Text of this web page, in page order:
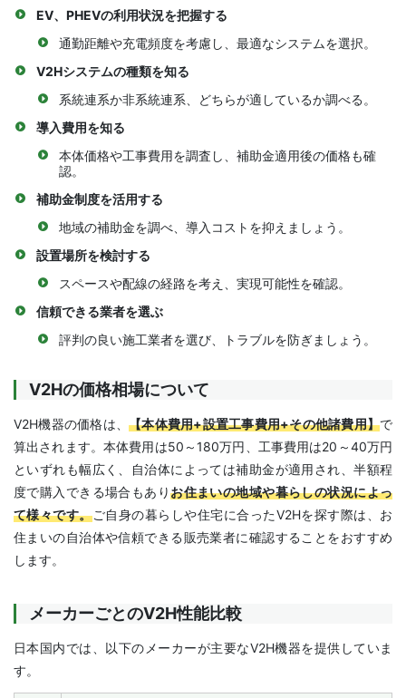
EV、PHEVの利用状況を把握する
通勤距離や充電頻度を考慮し、最適なシステムを選択。
V2Hシステムの種類を知る
系統連系か非系統連系、どちらが適しているか調べる。
導入費用を知る
本体価格や工事費用を調査し、補助金適用後の価格も確
認。
補助金制度を活用する
地域の補助金を調べ、導入コストを抑えましょう。
設置場所を検討する
スペースや配線の経路を考え、実現可能性を確認。
信頼できる業者を選ぶ
評判の良い施工業者を選び、トラブルを防ぎましょう。
V2Hの価格相場について
V2H機器の価格は、 【本体費用+設置工事費用+その他諸費用】で
算出されます。本体費用は50～180万円、工事費用は20～40万円
といずれも幅広く、自治体によっては補助金が適用され、半額程
度で購入できる場合もありお住まいの地域や暮らしの状況によっ
て様々です。ご自身の暮らしや住宅に合ったV2Hを探す際は、お
住まいの自治体や信頼できる販売業者に確認することをおすすめ
します。
メーカーごとのV2H性能比較
日本国内では、以下のメーカーが主要なV2H機器を提供していま
す。